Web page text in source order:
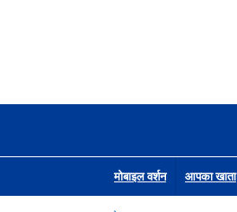
मोबाइल वर्शन आपका खाता